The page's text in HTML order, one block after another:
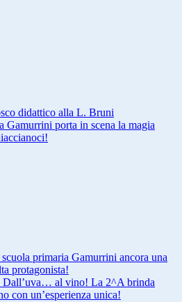
didattico alla L. Bruni
Gamurrini porta in scena la magia
primaria Gamurrini ancora una
protagonista!
al vino! La 2^A brinda
con un’esperienza unica!